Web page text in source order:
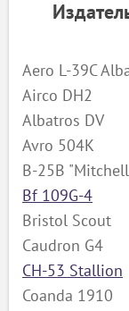
Aero L-39C
Airco DH2
Albatros DV
Avro 504K
B-25B
Bf 109G-4
Bristol Scout
Caudron G4
CH-53 Stallion
Coanda 1910